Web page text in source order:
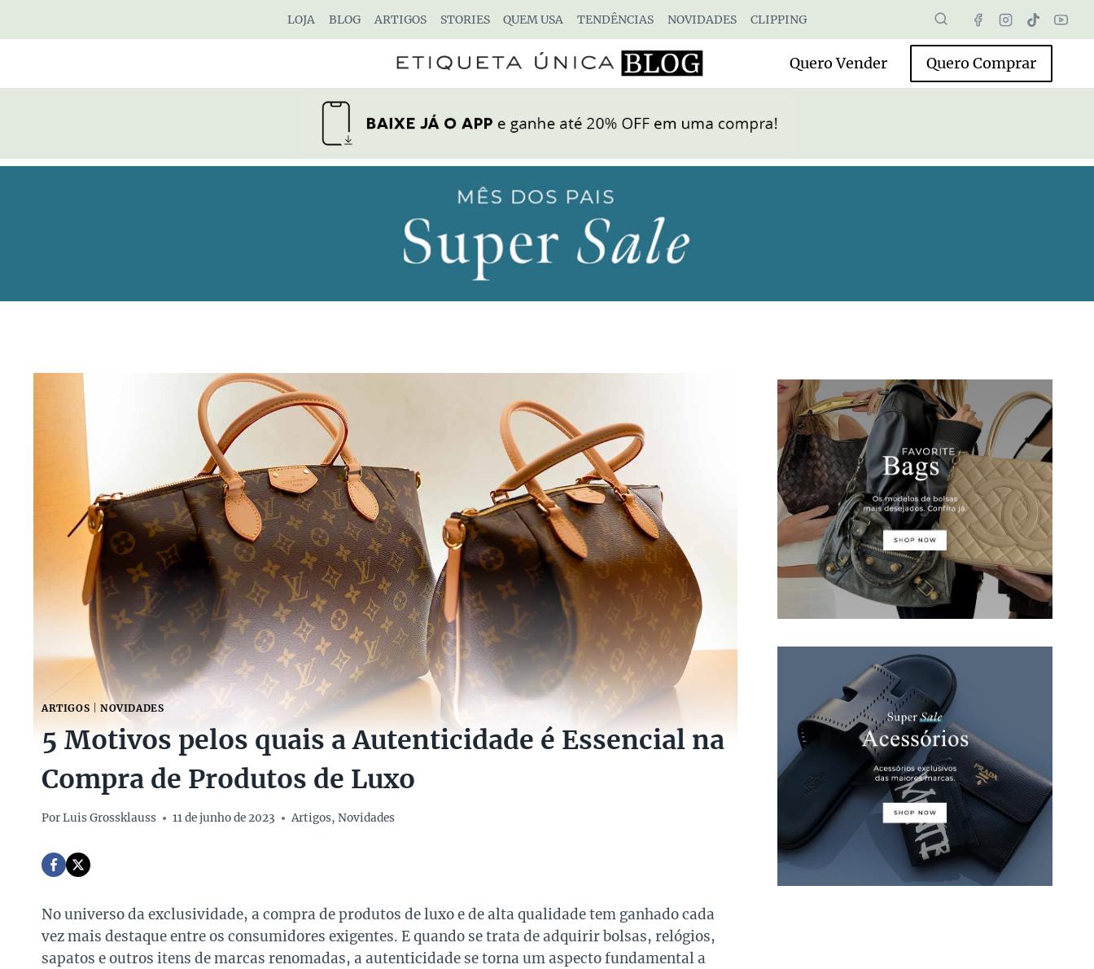
LOJA BLOG ARTIGOS STORIES QUEM USA TENDÊNCIAS NOVIDADES CLIPPING
Quero Vender Quero Comprar
ARTIGOS NOVIDADES
5 Motivos pelos quais a Autenticidade é Essencial na
Compra de Produtos de Luxo
PorLuis Grossklauss 11 de junho de 2023 Artigos,Novidades
No universo da exclusividade, a compra de produtos de luxo e de alta qualidade tem ganhado cada
vez mais destaque entre os consumidores exigentes. E quando se trata de adquirir bolsas, relógios,
sapatos e outros itens de marcas renomadas, a autenticidade se torna um aspecto fundamental a